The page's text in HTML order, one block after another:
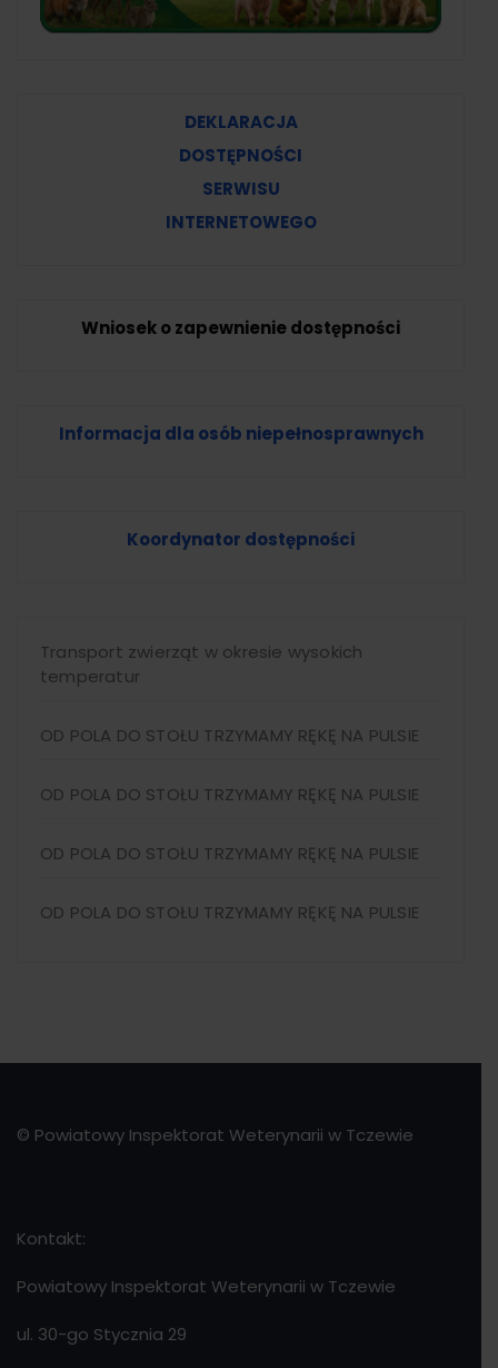
DEKLARACJA
DOSTĘPNOŚCI
SERWISU
INTERNETOWEGO
Wniosek o zapewnienie dostępności
Informacja dla osób niepełnosprawnych
Koordynator dostępności
Transport zwierząt w okresie wysokich
temperatur
OD POLA DO STOŁU TRZYMAMY RĘKĘ NA PULSIE
OD POLA DO STOŁU TRZYMAMY RĘKĘ NA PULSIE
OD POLA DO STOŁU TRZYMAMY RĘKĘ NA PULSIE
OD POLA DO STOŁU TRZYMAMY RĘKĘ NA PULSIE
© Powiatowy Inspektorat Weterynarii w Tczewie
Kontakt:
Powiatowy Inspektorat Weterynarii w Tczewie
ul. 30-go Stycznia 29